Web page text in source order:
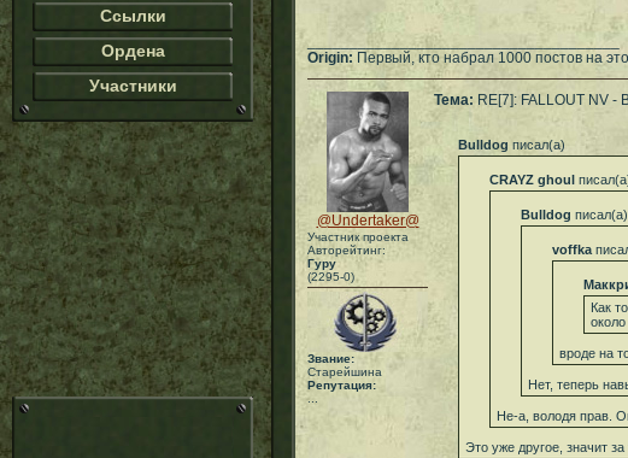
Ссылки
Ордена
Участники
_____________________________________
Origin: Первый, кто набрал 1000 постов на
@Undertaker@
Участник проекта
Авторейтинг:
Гуру
(2295-0)
Звание:
Старейшина
Репутация:
...
Тема: RE[7]: FALLOUT NV -
Bulldog писал(а)
CRAYZ ghoul
Bulldog писал(а)
voffka
Как
вроде на
Нет, теперь
Не-а, володя прав.
Это уже другое, значит за